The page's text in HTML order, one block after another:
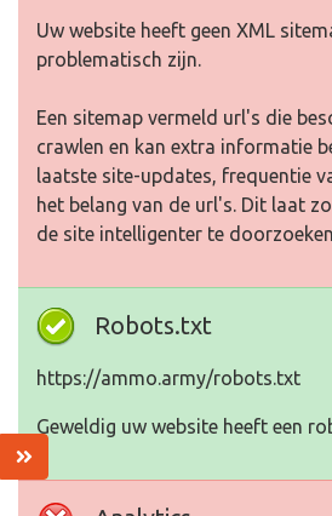
Uw website heeft geen XML
problematisch zijn.
Een sitemap vermeld url's die
crawlen en kan extra informatie
laatste site-updates, frequentie
het belang van de url's. Dit laat
de site intelligenter te
Robots.txt
https://ammo.army/robots.txt
Geweldig uw website heeft een